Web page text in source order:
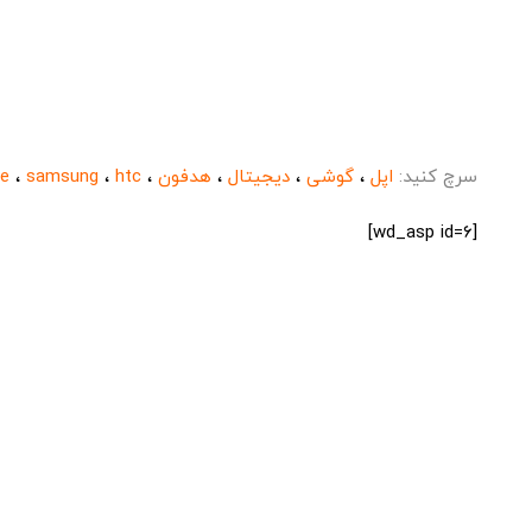
سرچ کنید: اپل ،گوشی ،دیجیتال ، هدفون ، ، samsung ، htc
[wd_asp id=6]